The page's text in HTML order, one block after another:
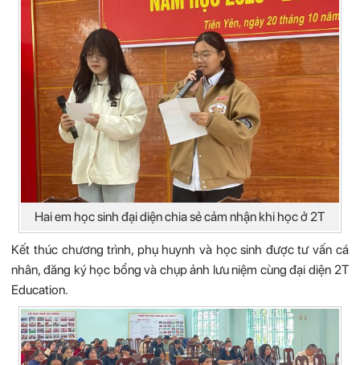
Hai em học sinh đại diện chia sẻ cảm nhận khi học ở 2T
Kết thúc chương trình, phụ huynh và học sinh được tư vấn cá
nhân, đăng ký học bổng và chụp ảnh lưu niệm cùng đại diện 2T
Education.